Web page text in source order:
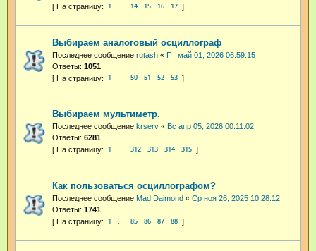
1 … 14 15 16 17
Выбираем аналоговый осциллограф
Последнее сообщение rutash « Пт май 01, 2026 06:59:15
Ответы: 1051
1 50 51 52 53
Выбираем мультиметр.
Последнее сообщение krserv « Вс апр 05, 2026 00:11:02
Ответы: 6281
1 312 313 314 315
Как пользоваться осциллографом?
Последнее сообщение Mad Daimond « Ср ноя 26, 2025 10:28:12
Ответы: 1741
1 … 85 86 87 88